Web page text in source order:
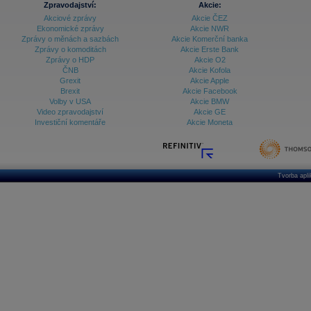
Archiv - Vývoj české koruny
Archiv analýz - Makroukazatele
Ceny průmyslových výrobců - Data a prognózy
Ceny průmyslových výrobců - Graf (ČR)
Ceny průmyslových výrobců - Kalendář (ČR)
Ceny průmyslových výrobců - Zpravodajství
Databanka - Ceny
Zpravodajství:
Akciové zprávy
Ekonomické zprávy
Zprávy o měnách a sazbách
Zprávy o komoditách
Zprávy o HDP
ČNB
Grexit
Brexit
Volby v USA
Video zpravodajství
Investiční komentáře
Akcie:
Akcie ČEZ
Akcie NWR
Akcie Komerční banka
Akcie Erste Bank
Akcie O2
Akcie Kofola
Akcie Apple
Akcie Facebook
Akcie BMW
Akcie GE
Akcie Moneta
Tvorba